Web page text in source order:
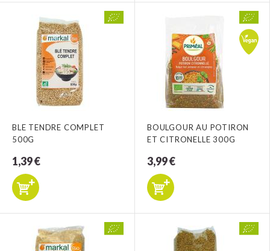
BLE TENDRE COMPLET
500G
1,39 €
BOULGOUR AU POTIRON
ET CITRONELLE 300G
3,99 €